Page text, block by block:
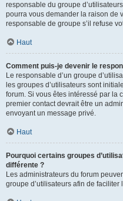
responsable du groupe
pourra vous demander la raison de
responsable de groupe s’il refuse
Haut
Comment puis-je devenir le
Le responsable d’un groupe
les groupes d’utilisateurs sont
forum. Si vous êtes intéressé par la
premier contact devrait être un
envoyant un message privé.
Haut
Pourquoi certains groupes
différente ?
Les administrateurs du forum
groupe d’utilisateurs afin de faciliter